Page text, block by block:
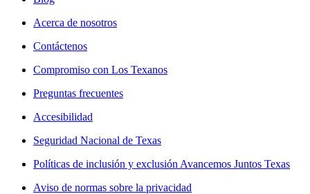
Acerca de nosotros
Contáctenos
Compromiso con Los Texanos
Preguntas frecuentes
Accesibilidad
Seguridad Nacional de Texas
Políticas de inclusión y exclusión Avancemos Juntos Texas
Aviso de normas sobre la privacidad